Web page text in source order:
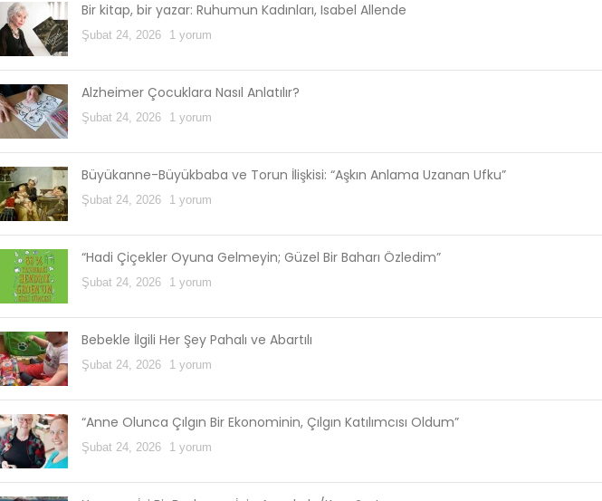
Bir kitap, bir yazar: Ruhumun Kadınları, Isabel Allende
Şubat 24, 2026 1 yorum
Alzheimer Çocuklara Nasıl Anlatılır?
Şubat 24, 2026 1 yorum
Büyükanne-Büyükbaba ve Torun İlişkisi: “Aşkın Anlama Uzanan Ufku”
Şubat 24, 2026 1 yorum
“Hadi Çiçekler Oyuna Gelmeyin; Güzel Bir Baharı Özledim”
Şubat 24, 2026 1 yorum
Bebekle İlgili Her Şey Pahalı ve Abartılı
Şubat 24, 2026 1 yorum
“Anne Olunca Çılgın Bir Ekonominin, Çılgın Katılımcısı Oldum”
Şubat 24, 2026 1 yorum